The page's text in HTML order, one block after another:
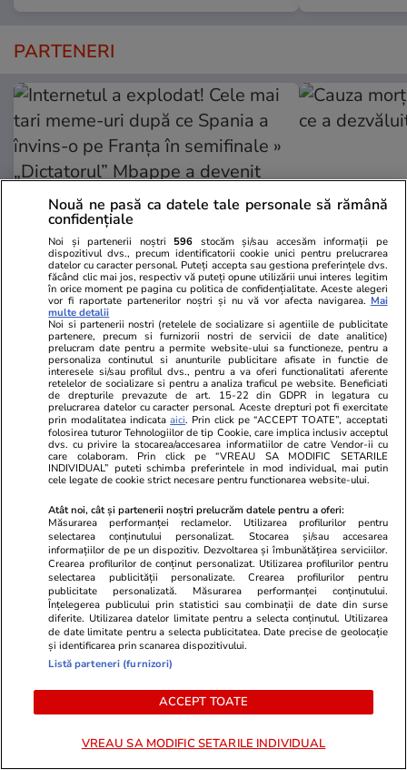
PARTENERI
GSP.ro
Internetul a explodat! Cele mai
tari meme-uri după ce Spania a
învins-o pe Franța în semifinale »
„Dictatorul” Mbappe a devenit
bebelușul lui Yamal
GSP.ro
a dezvăluit
Nouă ne pasă ca datele tale personale să rămână
confidențiale
Noi și partenerii noștri 596 stocăm și/sau accesăm informații pe
dispozitivul dvs., precum identificatorii cookie unici pentru prelucrarea
datelor cu caracter personal. Puteți accepta sau gestiona preferințele dvs.
făcând clic mai jos, respectiv vă puteți opune utilizării unui interes legitim
în orice moment pe pagina cu politica de confidențialitate. Aceste alegeri
vor fi raportate partenerilor noștri și nu vă vor afecta navigarea. Mai
multe detalii
Noi si partenerii nostri (retelele de socializare si agentiile de publicitate
partenere, precum si furnizorii nostri de servicii de date analitice)
prelucram date pentru a permite website-ului sa functioneze, pentru a
personaliza continutul si anunturile publicitare afisate in functie de
interesele si/sau profilul dvs., pentru a va oferi functionalitati aferente
retelelor de socializare si pentru a analiza traficul pe website. Beneficiati
de drepturile prevazute de art. 15-22 din GDPR in legatura cu
prelucrarea datelor cu caracter personal. Aceste drepturi pot fi exercitate
prin modalitatea indicataaici. Prin click pe “ACCEPT TOATE”, acceptati
folosirea tuturor Tehnologiilor de tip Cookie, care implica inclusiv acceptul
dvs. cu privire la stocarea/accesarea informatiilor de catre Vendor-ii cu
care colaboram. Prin click pe “VREAU SA MODIFIC SETARILE
INDIVIDUAL” puteti schimba preferintele in mod individual, mai putin
cele legate de cookie strict necesare pentru functionarea website-ului.
Atât noi, cât și partenerii noștri prelucrăm datele pentru a oferi:
Măsurarea performanței reclamelor. Utilizarea profilurilor pentru
selectarea conținutului personalizat. Stocarea și/sau accesarea
informațiilor de pe un dispozitiv. Dezvoltarea și îmbunătățirea serviciilor.
Crearea profilurilor de conținut personalizat. Utilizarea profilurilor pentru
selectarea publicității personalizate. Crearea profilurilor pentru
publicitate personalizată. Măsurarea performanței conținutului.
Înțelegerea publicului prin statistici sau combinații de date din surse
diferite. Utilizarea datelor limitate pentru a selecta conținutul. Utilizarea
de date limitate pentru a selecta publicitatea. Date precise de geolocație
și identificarea prin scanarea dispozitivului.
Listă parteneri (furnizori)
ACCEPT TOATE
VREAU SA MODIFIC SETARILE INDIVIDUAL